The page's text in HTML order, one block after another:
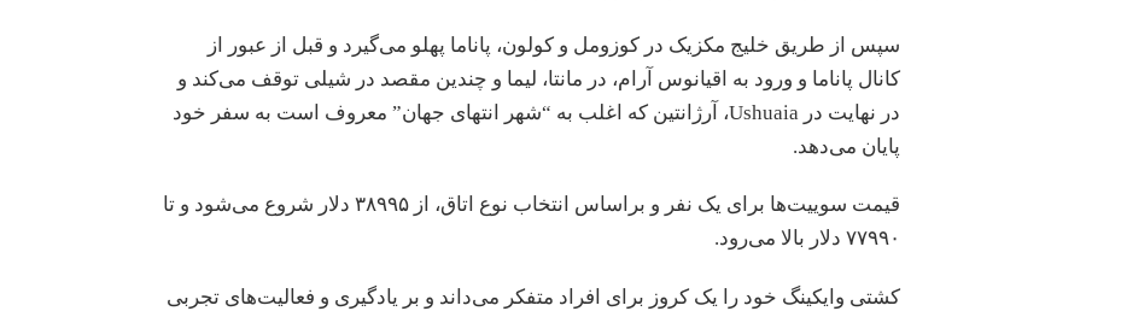
سپس از طریق خلیج مکزیک در کوزومل و کولون، پاناما پهلو می‌گیرد و قبل از عبور از
کانال پاناما و ورود به اقیانوس آرام، در مانتا، لیما و چندین مقصد در شیلی توقف می‌کند و
در نهایت در Ushuaia، آرژانتین که اغلب به “شهر انتهای جهان” معروف است به سفر خود
پایان می‌دهد.
قیمت سوییت‌ها برای یک نفر و براساس انتخاب نوع اتاق، از ۳۸۹۹۵ دلار شروع می‌شود و تا
۷۷۹۹۰ دلار بالا می‌رود.
کشتی وایکینگ خود را یک کروز برای افراد متفکر می‌داند و بر یادگیری و فعالیت‌های تجربی